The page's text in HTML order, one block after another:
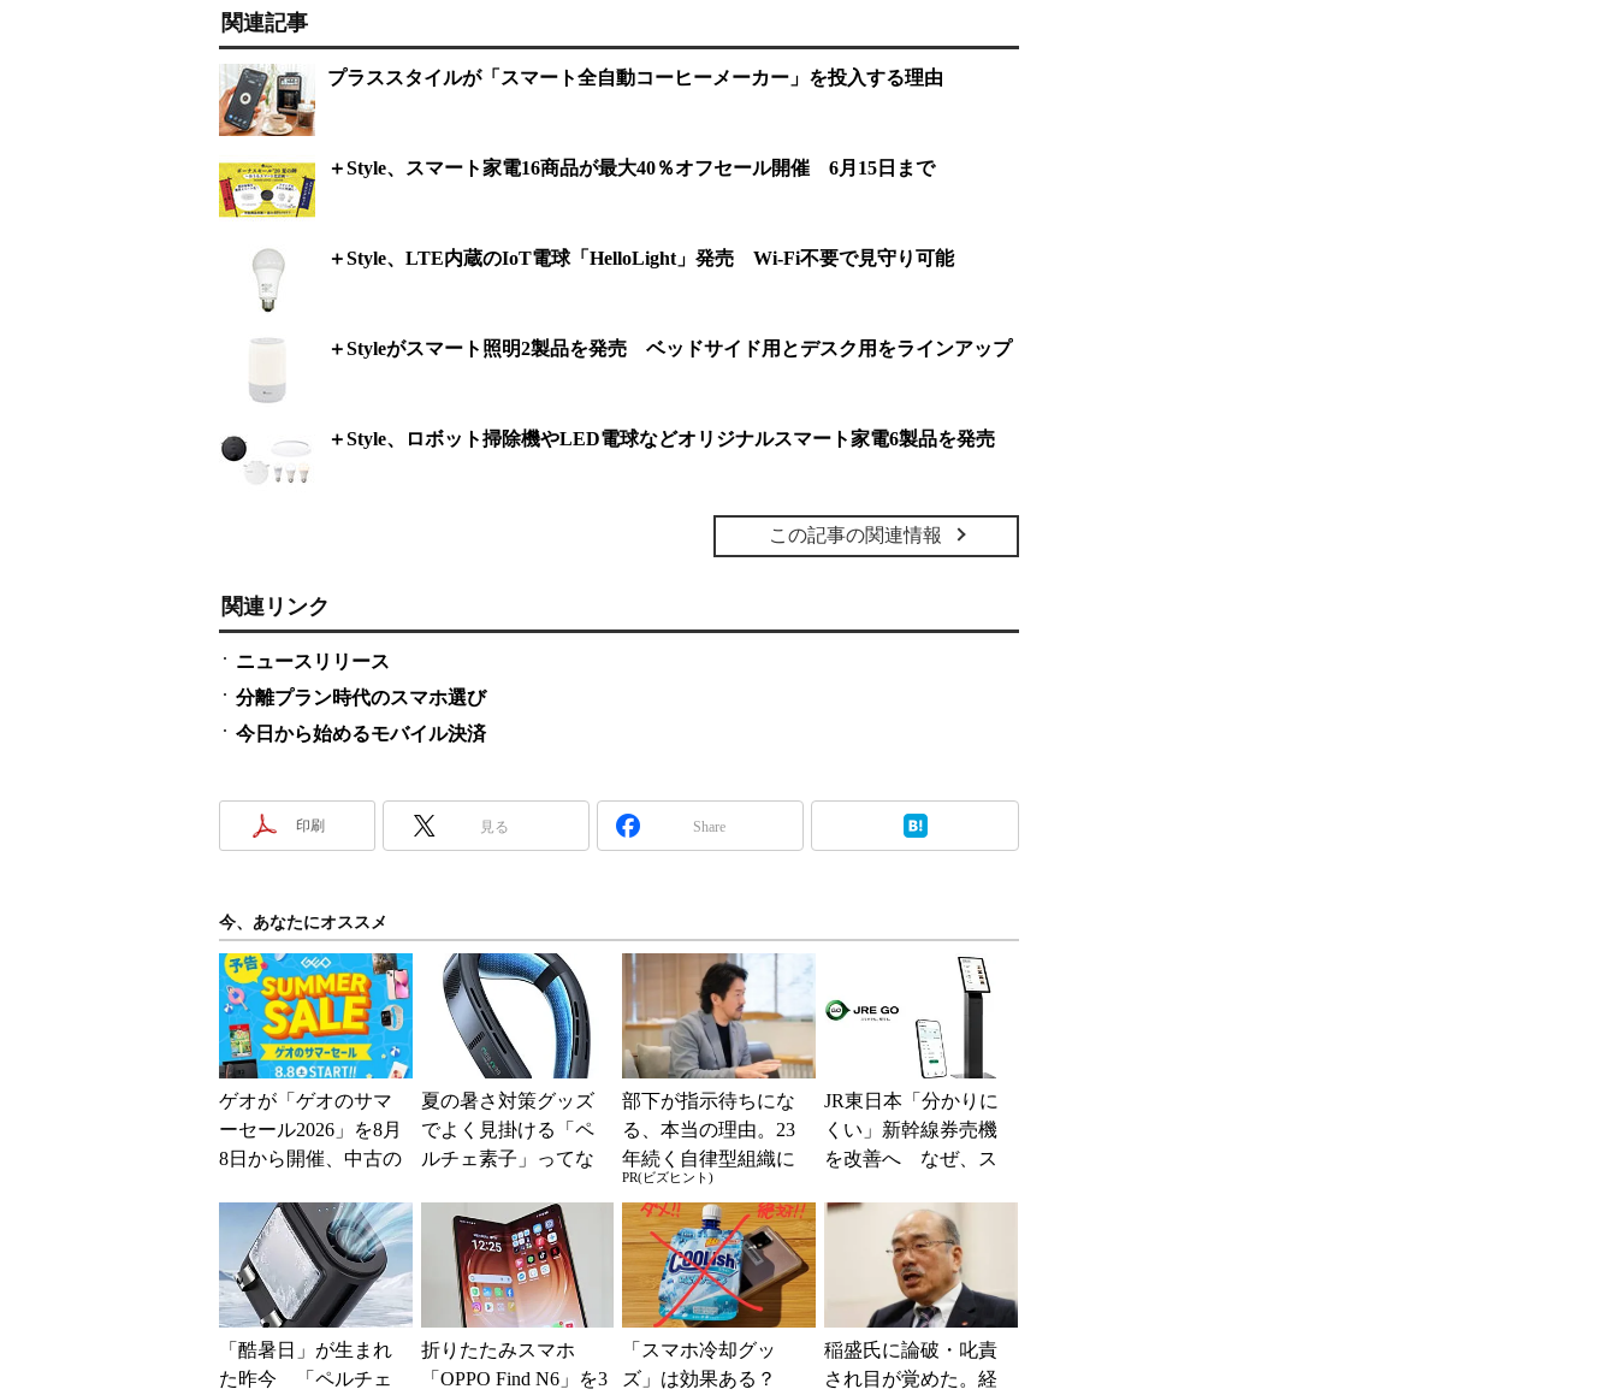
関連記事
プラススタイルが「スマート全自動コーヒーメーカー」を投入する理由
＋Style、スマート家電16商品が最大40％オフセール開催 6月15日まで
＋Style、LTE内蔵のIoT電球「HelloLight」発売 Wi-Fi不要で見守り可能
＋Styleがスマート照明2製品を発売 ベッドサイド用とデスク用をラインアップ
＋Style、ロボット掃除機やLED電球などオリジナルスマート家電6製品を発売
この記事の関連情報
関連リンク
ニュースリリース
分離プラン時代のスマホ選び
今日から始めるモバイル決済
印刷 見る Share
今、あなたにオススメ
ゲオが「ゲオのサマ
ーセール2026」を8月
8日から開催、中古の
夏の暑さ対策グッズ
でよく見掛ける「ペ
ルチェ素子」ってな
めの注意点も
部下が指示待ちにな
る、本当の理由。23
年続く自律型組織に
共通する「3つの要
素」
PR(ビズヒント)
JR東日本「分かりに
くい」新幹線券売機
を改善へ なぜ、ス
の最短1分購入」を実
「酷暑日」が生まれ
た昨今 「ペルチェ
折りたたみスマホ
「OPPO Find N6」を3
「スマホ冷却グッ
ズ」は効果ある？
稲盛氏に論破・叱責
され目が覚めた。経